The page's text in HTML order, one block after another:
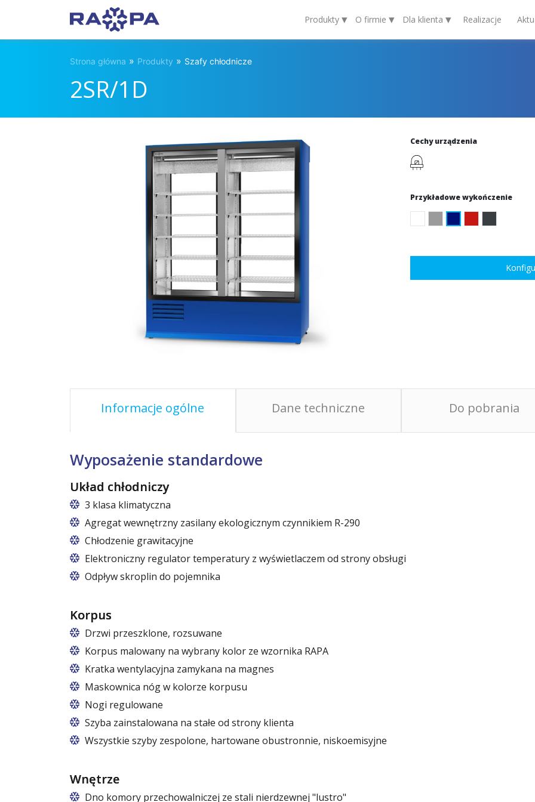
Produkty▾ O firmie▾ Dla klienta ▾ Realizacje
Strona główna » Produkty » Szafy chłodnicze
2SR/1D
Cechy urządzenia
Przykładowe wykończenie
Informacje ogólne Dane techniczne Do pobrania
Wyposażenie standardowe
Układ chłodniczy
3 klasa klimatyczna
Agregat wewnętrzny zasilany ekologicznym czynnikiem R-290
Chłodzenie grawitacyjne
Elektroniczny regulator temperatury z wyświetlaczem od strony obsługi
Odpływ skroplin do pojemnika
Korpus
Drzwi przeszklone, rozsuwane
Korpus malowany na wybrany kolor ze wzornika RAPA
Kratka wentylacyjna zamykana na magnes
Maskownica nóg w kolorze korpusu
Nogi regulowane
Szyba zainstalowana na stałe od strony klienta
Wszystkie szyby zespolone, hartowane obustronnie, niskoemisyjne
Wnętrze
Dno komory przechowalniczej ze stali nierdzewnej "lustro"